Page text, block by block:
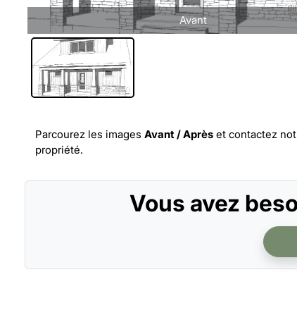
Avant
Parcourez les images Avant / Après et contactez
propriété.
Vous avez